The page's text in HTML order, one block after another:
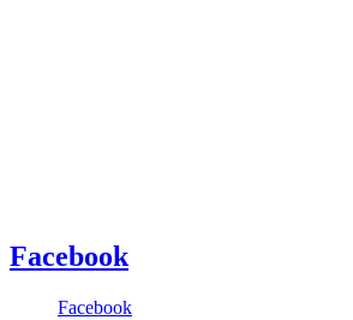
Facebook
Facebook